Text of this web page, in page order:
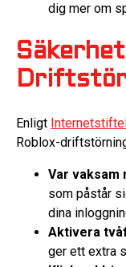
dig mer om
Enligt
Roblox-
Var vaksam
som påstår
dina
Aktivera
ger ett extra